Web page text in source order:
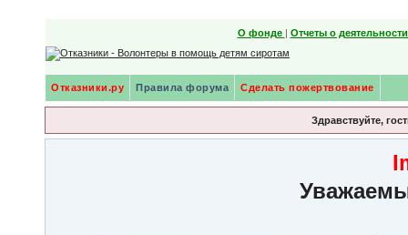
О фонде | Отчеты о
Отказники.ру Правила форума Сделать пожертвование
Здравствуйте,